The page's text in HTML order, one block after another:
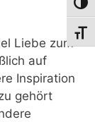
Liebe zum
auf
Inspiration
gehört